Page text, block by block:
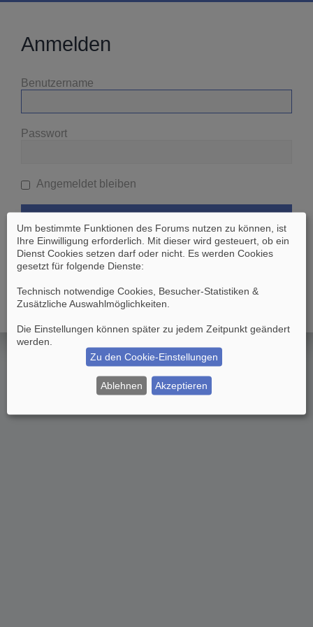
Anmelden
Benutzername
Passwort
Angemeldet bleiben
Ich habe mein Passwort vergessen
Zurück zur vorherigen Seite
Um bestimmte Funktionen des Forums nutzen zu können, ist
Ihre Einwilligung erforderlich. Mit dieser wird gesteuert, ob ein
Dienst Cookies setzen darf oder nicht. Es werden Cookies
gesetzt für folgende Dienste:
Technisch notwendige Cookies, Besucher-Statistiken &
Zusätzliche Auswahlmöglichkeiten
Die Einstellungen können später zu jedem Zeitpunkt geändert
werden.
Zu den Cookie-Einstellungen
Ablehnen Akzeptieren